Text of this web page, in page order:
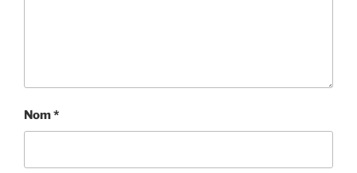
Nom*